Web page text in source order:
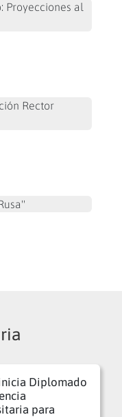
Proyecciones al
Rector
Diplomado
para